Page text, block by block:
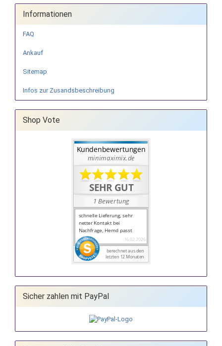
Informationen
FAQ
Ankauf
Sitemap
Infos zur Zusandsbeschreibung
Shop Vote
Sicher zahlen mit PayPal